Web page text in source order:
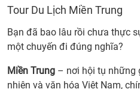
Tour Du Lịch Miền Trung
Bạn đã bao lâu rồi chưa thực
một chuyến đi đúng nghĩa?
Miền Trung – nơi hội tụ những
nhiên và văn hóa Việt Nam,